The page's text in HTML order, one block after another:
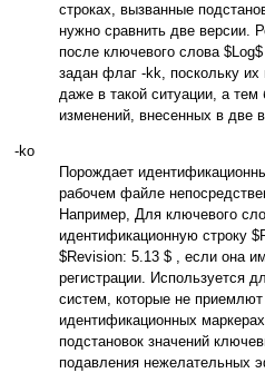
строках, вызванные
нужно сравнить две версии.
после ключевого слова
задан флаг -kk, поскольку
даже в такой ситуации, а
изменений, внесенных в две
-ko
Порождает
рабочем файле
Например, Для ключевого
идентификационную строку
$Revision: 5.13 $ , если она
регистрации. Используется
систем, которые не
идентификационных
подстановок значений
подавления нежелательных